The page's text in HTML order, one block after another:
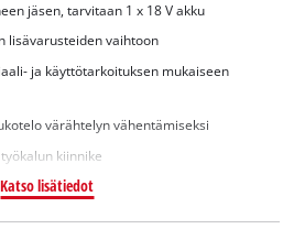
jäsen, tarvitaan 1 x 18 V akku
lisävarusteiden vaihtoon
ja käyttötarkoituksen mukaiseen
värähtelyn vähentämiseksi
kiinnike
Katso lisätiedot